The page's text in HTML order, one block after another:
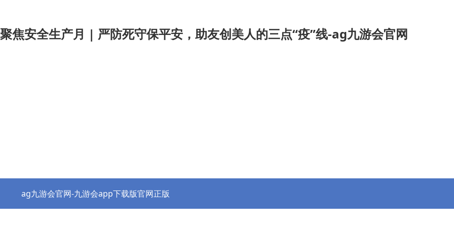
聚焦安全生产月 | 严防死守保平安，助友创美人的三点“疫”线-ag九游会官网
ag九游会官网-九游会app下载版官网正版